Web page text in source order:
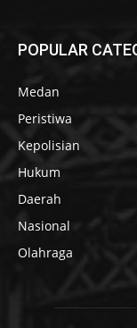
POPULAR
Medan
Peristiwa
Kepolisian
Hukum
Daerah
Nasional
Olahraga